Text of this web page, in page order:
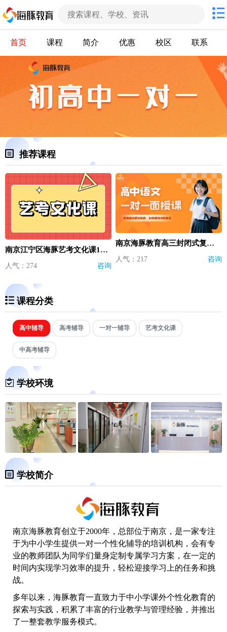
首页 课程 简介 优惠 校区 联系
推荐课程
南京江宁区海豚艺考文化课1对1辅导补习
人气：274 咨询
南京海豚教育高三封闭式复读学校
人气：217 咨询
课程分类
高中辅导 高考辅导 一对一辅导 艺考文化课
中高考辅导
学校环境
学校简介
南京海豚教育创立于2000年，总部位于南京，是一家专注
于为中小学生提供一对一个性化辅导的培训机构，会有专
业的教师团队为同学们量身定制专属学习方案，在一定的
时间内实现学习效率的提升，轻松迎接学习上的任务和挑
战。
多年以来，海豚教育一直致力于中小学课外个性化教育的
探索与实践，积累了丰富的行业教学与管理经验，并推出
了一整套教学服务模式。